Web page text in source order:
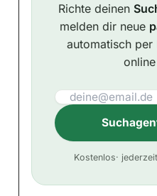
Richte deinen
melden dir neue
automatisch
Kostenlos·